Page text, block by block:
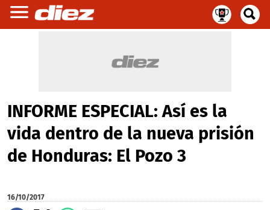
INFORME ESPECIAL: Así es la
vida dentro de la nueva prisión
de Honduras: El Pozo 3
16/10/2017